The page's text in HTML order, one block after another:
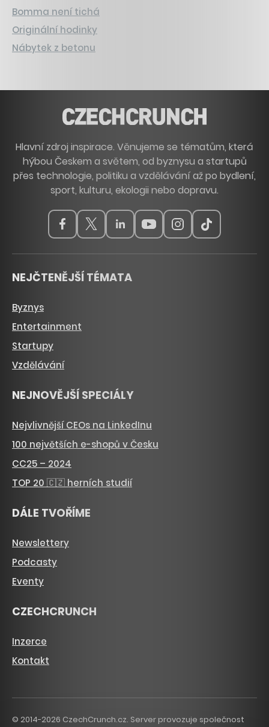
Bomma není tichá
Originální hodinky
Nábytek z betonu
Hlavní zdroj inspirace. Věnujeme se tématům, která
hýbou Českem a světem, od byznysu a startupů
přes technologie, politiku a vzdělávání až po bydlení,
sport, kulturu, ekologii nebo dopravu.
NEJČTENĚJŠÍ TÉMATA
Byznys
Entertainment
Startupy
Vzdělávání
NEJNOVĚJŠÍ SPECIÁLY
Nejvlivnější CEOs na LinkedInu
100 největších e-shopů v Česku
CC25 – 2024
TOP 20 🇨🇿 herních studií
DÁLE TVOŘÍME
Newslettery
Podcasty
Eventy
CZECHCRUNCH
Inzerce
Kontakt
© 2014-2026 CzechCrunch.cz. Server provozuje společnost